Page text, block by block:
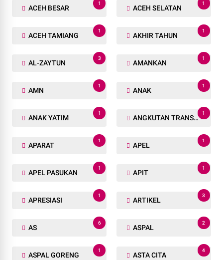
ACEH BESAR
1
ACEH SELATAN
1
ACEH TAMIANG
1
AKHIR TAHUN
1
AL-ZAYTUN
3
AMANKAN
1
AMN
1
ANAK
1
ANAK YATIM
1
ANGKUTAN TRANSPORTASI
1
APARAT
1
APEL
1
APEL PASUKAN
1
APIT
1
APRESIASI
1
ARTIKEL
3
AS
6
ASPAL
2
ASPAL GORENG
1
ASTA CITA
4